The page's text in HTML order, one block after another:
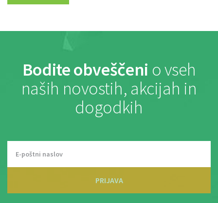
Bodite obveščeni o vseh
naših novostih, akcijah in
dogodkih
PRIJAVA